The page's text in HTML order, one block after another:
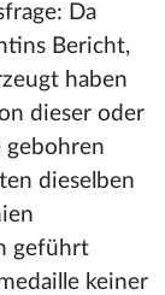
Da
Bericht,
haben
dieser oder
gebohren
dieselben
geführt
keiner